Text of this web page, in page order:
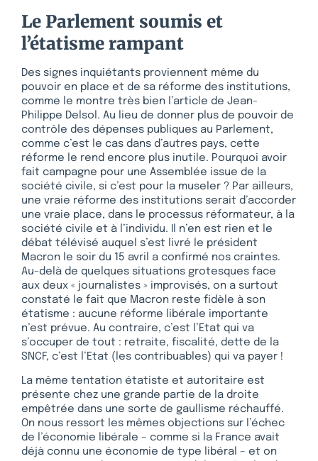
Le Parlement soumis et
l’étatisme rampant
Des signes inquiétants proviennent même du
pouvoir en place et de sa réforme des institutions,
comme le montre très bien l’article de Jean-
Philippe Delsol. Au lieu de donner plus de pouvoir de
contrôle des dépenses publiques au Parlement,
comme c’est le cas dans d’autres pays, cette
réforme le rend encore plus inutile. Pourquoi avoir
fait campagne pour une Assemblée issue de la
société civile, si c’est pour la museler ? Par ailleurs,
une vraie réforme des institutions serait d’accorder
une vraie place, dans le processus réformateur, à la
société civile et à l’individu. Il n’en est rien et le
débat télévisé auquel s’est livré le président
Macron le soir du 15 avril a confirmé nos craintes.
Au-delà de quelques situations grotesques face
aux deux « journalistes » improvisés, on a surtout
constaté le fait que Macron reste fidèle à son
étatisme : aucune réforme libérale importante
n’est prévue. Au contraire, c’est l’Etat qui va
s’occuper de tout : retraite, fiscalité, dette de la
SNCF, c’est l’Etat (les contribuables) qui va payer !
La même tentation étatiste et autoritaire est
présente chez une grande partie de la droite
empêtrée dans une sorte de gaullisme réchauffé.
On nous ressort les mêmes objections sur l’échec
de l’économie libérale – comme si la France avait
déjà connu une économie de type libéral – et on